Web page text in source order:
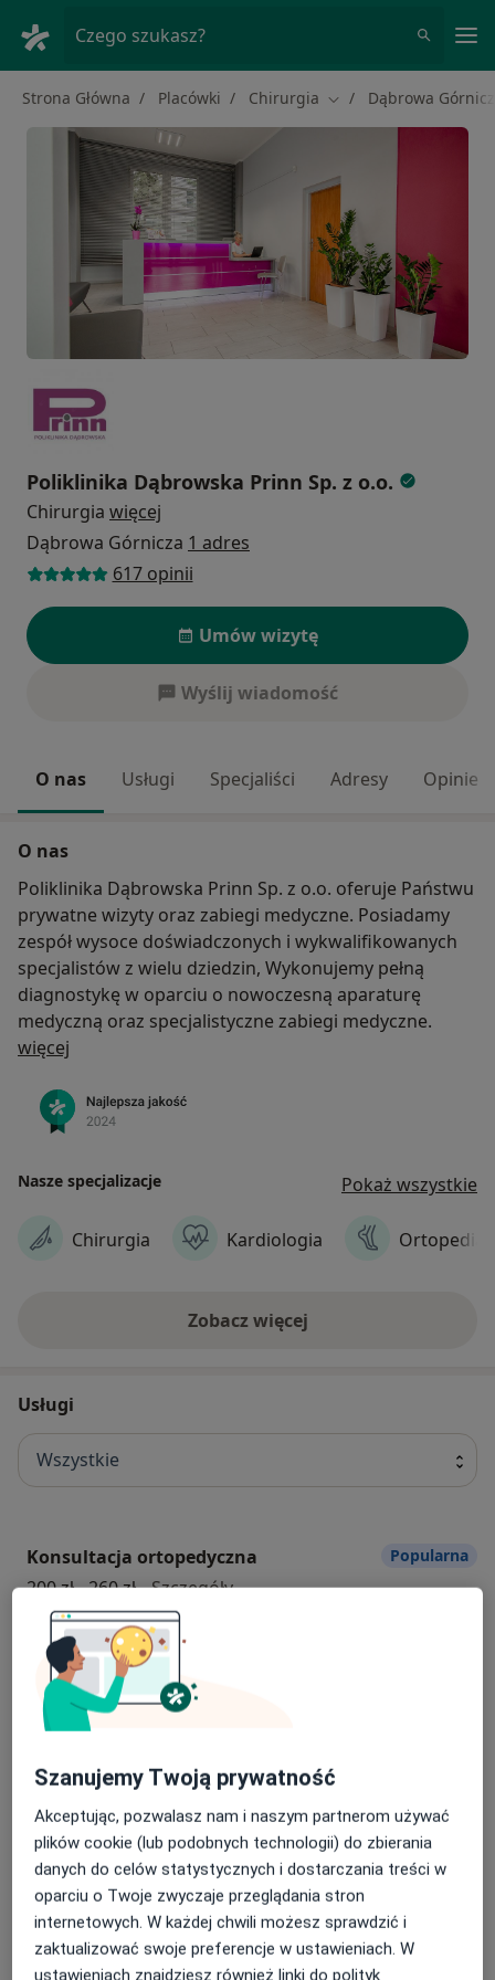
Czego szukasz?
Strona Główna Placówki Chirurgia Zmień miasto
Dąbrowa
Poliklinika Dąbrowska Prinn Sp. z o.o.
Chirurgia więcej
Dąbrowa Górnicza 1 adres
617 opinii
Umów wizytę
Wyślij wiadomość
O nas Usługi Specjaliści Adresy Opinie
O nas
Poliklinika Dąbrowska Prinn Sp. z o.o. oferuje Państwu
prywatne wizyty oraz zabiegi medyczne. Posiadamy
zespół wysoce doświadczonych i wykwalifikowanych
specjalistów z wielu dziedzin, Wykonujemy pełną
diagnostykę w oparciu o nowoczesną aparaturę
medyczną oraz specjalistyczne zabiegi medyczne.
więcej
Nasze specjalizacje Pokaż wszystkie
Chirurgia Kardiologia Ortopedia
Zobacz więcej
Usługi
Wszystkie
Konsultacja ortopedyczna
200 zł - 260 zł
Szczegółykonsultacja ortopedyczna
Umów
Popularna
Konsultacja ginekologiczna
Konsultacja endokrynologiczna
250 zł
SzczegółyKonsultacja endokrynologiczna
Umów
Popularna
Szanujemy Twoją prywatność
Akceptując, pozwalasz nam i naszym partnerom używać
plików cookie (lub podobnych technologii) do zbierania
danych do celów statystycznych i dostarczania treści w
oparciu o Twoje zwyczaje przeglądania stron
internetowych. W każdej chwili możesz sprawdzić i
zaktualizować swoje preferencje w ustawieniach. W
ustawieniach znajdziesz również linki do polityk